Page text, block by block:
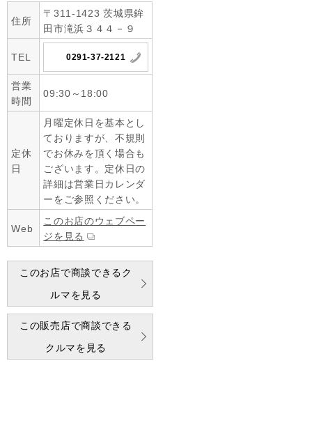
住所
〒311-1423 茨城県鉾
田市滝浜３４４－９
TEL 0291-37-2121
営業
時間
09:30～18:00
定休
日
月曜定休日を基本とし
ておりますが、不規則
でお休みを頂く場合も
ございます。定休日の
詳細は営業日カレンダ
ーをご参照ください。
Web
このお店のウェブペー
ジを見る
このお店で商談できるク
ルマを見る
この販売店で商談できる
クルマを見る